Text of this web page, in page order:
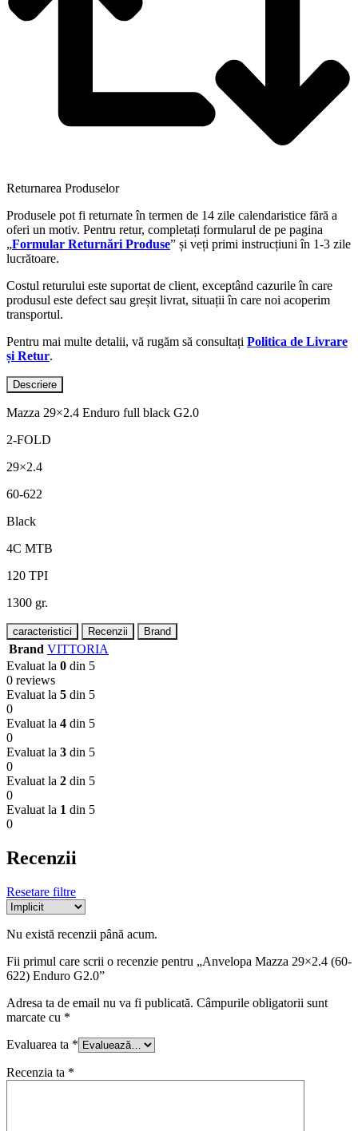
Returnarea Produselor
Produsele pot fi returnate în termen de 14 zile calendaristice fără a
oferi un motiv. Pentru retur, completați formularul de pe pagina
„Formular Returnări Produse” și veți primi instrucțiuni în 1-3 zile
lucrătoare.
Costul returului este suportat de client, exceptând cazurile în care
produsul este defect sau greșit livrat, situații în care noi acoperim
transportul.
Pentru mai multe detalii, vă rugăm să consultați Politica de Livrare
și Retur.
Descriere
Mazza 29×2.4 Enduro full black G2.0
2-FOLD
29×2.4
60-622
Black
4C MTB
120 TPI
1300 gr.
caracteristici Recenzii Brand
Brand VITTORIA
Evaluat la 0 din 5
0 reviews
Evaluat la 5 din 5
0
Evaluat la 4 din 5
0
Evaluat la 3 din 5
0
Evaluat la 2 din 5
0
Evaluat la 1 din 5
0
Recenzii
Resetare filtre
Nu există recenzii până acum.
Fii primul care scrii o recenzie pentru „Anvelopa Mazza 29×2.4 (60-
622) Enduro G2.0”
Adresa ta de email nu va fi publicată. Câmpurile obligatorii sunt
marcate cu *
Evaluarea ta *
Recenzia ta *